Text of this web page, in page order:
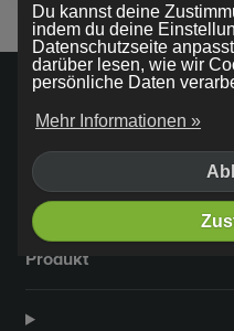
Firma
Produkt
Du kannst deine
indem du deine
Datenschutzseite
darüber lesen, wie wir
persönliche Daten
Mehr Informationen »